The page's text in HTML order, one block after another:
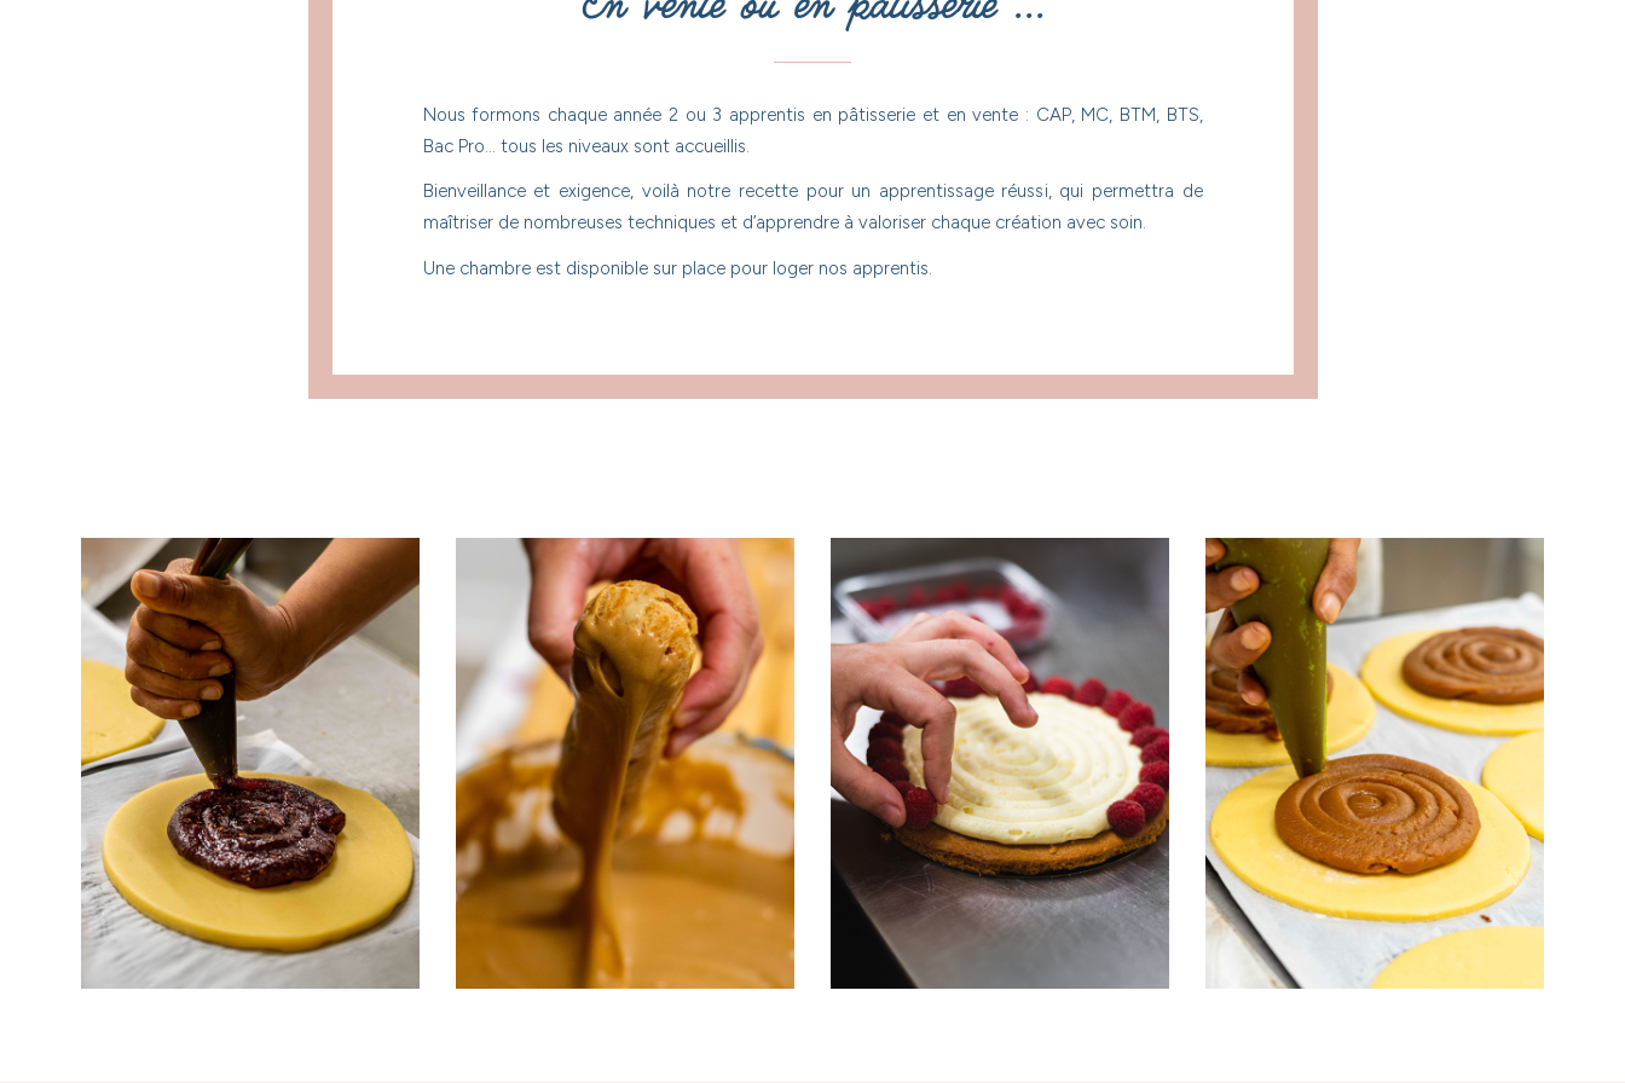
Nous formons chaque année 2 ou 3 apprentis en pâtisserie et en vente : CAP, MC, BTM, BTS,
Bac Pro… tous les niveaux sont accueillis.
Bienveillance et exigence, voilà notre recette pour un apprentissage réussi, qui permettra de
maîtriser de nombreuses techniques et d’apprendre à valoriser chaque création avec soin.
Une chambre est disponible sur place pour loger nos apprentis.